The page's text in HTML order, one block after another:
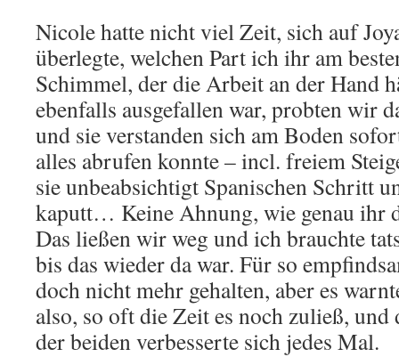
Nicole hatte nicht viel Zeit, sich auf
überlegte, welchen Part ich ihr am
Schimmel, der die Arbeit an der Hand
ebenfalls ausgefallen war, probten wir
und sie verstanden sich am Boden
alles abrufen konnte – incl. freiem
sie unbeabsichtigt Spanischen Schritt
kaputt… Keine Ahnung, wie genau ihr
Das ließen wir weg und ich brauchte
bis das wieder da war. Für so
doch nicht mehr gehalten, aber es
also, so oft die Zeit es noch zuließ,
der beiden verbesserte sich jedes Mal.